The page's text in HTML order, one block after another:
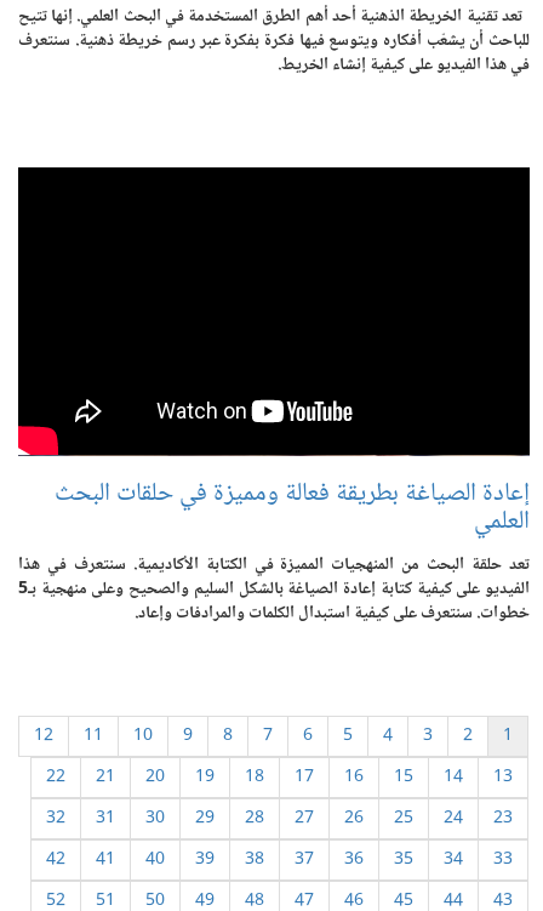
تعد تقنية الخريطة الذهنية أحد أهم الطرق المستخدمة في البحث العلمي. إنها تتيح
للباحث أن يشعّب أفكاره ويتوسع فيها فكرة بفكرة عبر رسم خريطة ذهنية. سنتعرف
في هذا الفيديو على كيفية إنشاء الخريط.
إعادة الصياغة بطريقة فعالة ومميزة في حلقات البحث
العلمي
تعد حلقة البحث من المنهجيات المميزة في الكتابة الأكاديمية. سنتعرف في هذا
الفيديو على كيفية كتابة إعادة الصياغة بالشكل السليم والصحيح وعلى منهجية بـ5
خطوات. سنتعرف على كيفية استبدال الكلمات والمرادفات وإعاد.
1
2
3
4
5
6
7
8
9
10
11
12
13
14
15
16
17
18
19
20
21
22
23
24
25
26
27
28
29
30
31
32
33
34
35
36
37
38
39
40
41
42
43
44
45
46
47
48
49
50
51
52